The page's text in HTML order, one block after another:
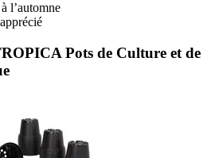
l’automne
Pots de Culture et de